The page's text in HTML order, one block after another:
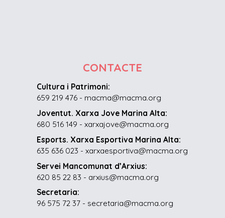
CONTACTE
Cultura i Patrimoni:
659 219 476 - macma@macma.org
Joventut. Xarxa Jove Marina Alta:
680 516 149 - xarxajove@macma.org
Esports. Xarxa Esportiva Marina Alta:
635 636 023 - xarxaesportiva@macma.org
Servei Mancomunat d’Arxius:
620 85 22 83 - arxius@macma.org
Secretaria:
96 575 72 37 - secretaria@macma.org